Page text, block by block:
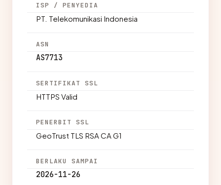
ISP / PENYEDIA
PT. Telekomunikasi Indonesia
ASN
AS7713
SERTIFIKAT SSL
HTTPS Valid
PENERBIT SSL
GeoTrust TLS RSA CA G1
BERLAKU SAMPAI
2026-11-26